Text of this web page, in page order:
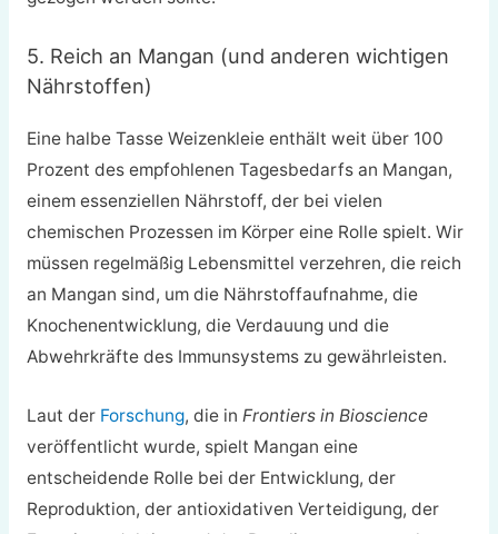
5. Reich an Mangan (und anderen wichtigen
Nährstoffen)
Eine halbe Tasse Weizenkleie enthält weit über 100
Prozent des empfohlenen Tagesbedarfs an Mangan,
einem essenziellen Nährstoff, der bei vielen
chemischen Prozessen im Körper eine Rolle spielt. Wir
müssen regelmäßig Lebensmittel verzehren, die reich
an Mangan sind, um die Nährstoffaufnahme, die
Knochenentwicklung, die Verdauung und die
Abwehrkräfte des Immunsystems zu gewährleisten.
Laut der Forschung, die in Frontiers in Bioscience
veröffentlicht wurde, spielt Mangan eine
entscheidende Rolle bei der Entwicklung, der
Reproduktion, der antioxidativen Verteidigung, der